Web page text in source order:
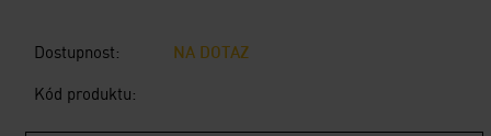
Dostupnost:
NA DOTAZ
Kód produktu: